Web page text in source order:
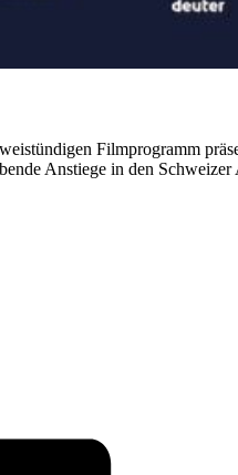
Filmprogramm
Anstiege in den